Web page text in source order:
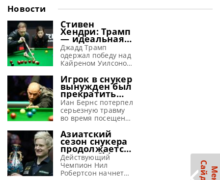
молодой спортсмен одержал впечатляющую победу на
Чемпионате мира по снукеру, одолев в напряженном
финале Шона Мерфи со
Новости
Стивен
Хендри: Трамп
— идеальная
машина для
завоевания
побед
Джадд Трамп
одержал победу над
Кайреном Уилсоном
Мастерс 2026 и, по
словам Хендри,
просто создан для
успеха в снукере,
сообщает WST
Стивен Хендри
Трамп способен
вновь обрести свою
лучшую форму в
текущем сезоне. Эти
размышления он
высказал в
Игрок в снукер
вынужден был
прекратить
выступления
из-за
серьезной
травмы,
полученной на
аттракционе
Иан Бернс потерпел
серьезную травму
во время посещения
вынужден
пропустить начало
снукерного сезона
2026-27, сообщает
metrouk Иан Бернс
провел две недели в
Азиатский
сезон снукера
продолжается:
турнир China
Open 2026
предлагает
Действующий
Чемпион Нил
Робертсон начнет